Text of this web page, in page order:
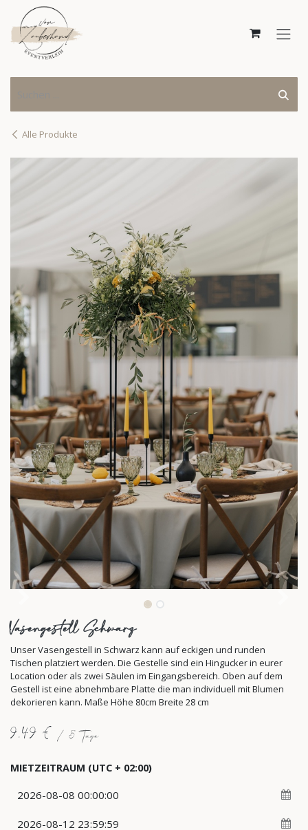
Zum Inhalt springen
Alle Produkte
Vasengestell Schwarz
Unser Vasengestell in Schwarz kann auf eckigen und runden
Tischen platziert werden. Die Gestelle sind ein Hingucker in eurer
Location oder als zwei Säulen im Eingangsbereich. Oben auf dem
Gestell ist eine abnehmbare Platte die man individuell mit Blumen
dekorieren kann. Maße Höhe 80cm Breite 28 cm
9,49 € / 5 Tage
MIETZEITRAUM (UTC + 02:00)